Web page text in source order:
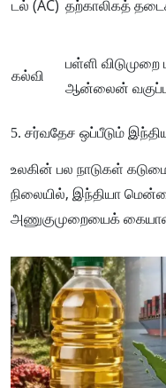
டல் (AC) தற்காலிகத்
கல்வி
பள்ளி விடுமுறை
ஆன்லைன்
5. சர்வதேச ஒப்பீடும்
உலகின் பல நாடுகள்
நிலையில், இந்தியா
அணுகுமுறையைக்